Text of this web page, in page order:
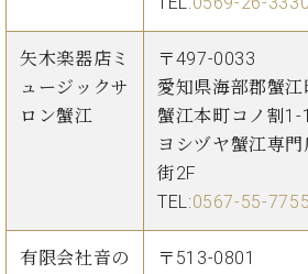
矢木楽器店ミ
ュージックサ
ロン蟹江
〒497-0033
愛知県海部郡蟹江
蟹江本町コノ割1-1
ヨシヅヤ蟹江専門
街2F
TEL:0567-55-7755
有限会社音の
〒513-0801